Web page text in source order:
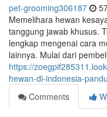
pet-grooming306187
Memelihara hewan
tanggung jawab khusus.
lengkap mengenai cara
lainnya. Mulai dari
https://
hewan-di-indonesia-
Comments